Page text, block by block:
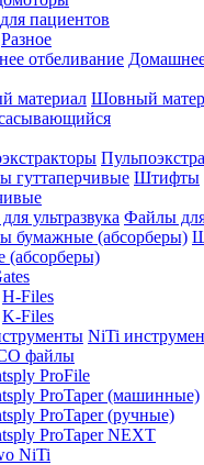
пациентов
Разное
Шовный
Штифты
Файлы для
(абсорберы)
H-Files
K-Files
NiTi
файлы
ProFile
ProTaper (машинные)
ProTaper (ручные)
ProTaper NEXT
NiTi